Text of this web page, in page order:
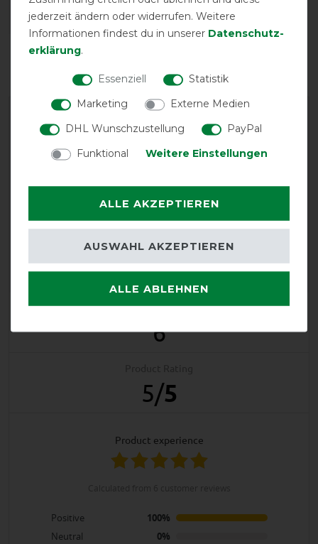
Reißfestigkeit
EXCELLENT
Plus Turnout Medium 250g -
Product Reviews
6
5/5
product experience
Positive
100%
Neutral
0%
jederzeit ändern oder widerrufen. Weitere
Informationen findest du in unserer Daten­schutz­
erklärung.
Essenziell
Statistik
Marketing
Externe Medien
DHL Wunschzustellung
PayPal
Funktional
Weitere Einstellungen
ALLE AKZEPTIEREN
ALLE ABLEHNEN
AUSWAHL AKZEPTIEREN